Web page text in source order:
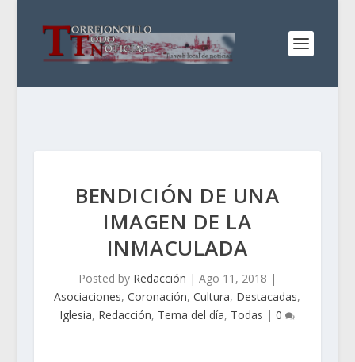
BENDICIÓN DE UNA
IMAGEN DE LA
INMACULADA
Posted by Redacción | Ago 11, 2018 |
Asociaciones,Coronación,Cultura, Destacadas,
Iglesia, Redacción, Tema del día, Todas |0